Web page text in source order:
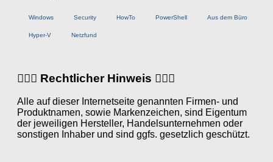
Windows Security HowTo PowerShell Aus dem Büro
Hyper-V Netzfund
👨🏼‍⚖️ Rechtlicher Hinweis 👩🏼‍⚖️
Alle auf dieser Internetseite genannten Firmen- und
Produktnamen, sowie Markenzeichen, sind Eigentum
der jeweiligen Hersteller, Handelsunternehmen oder
sonstigen Inhaber und sind ggfs. gesetzlich geschützt.